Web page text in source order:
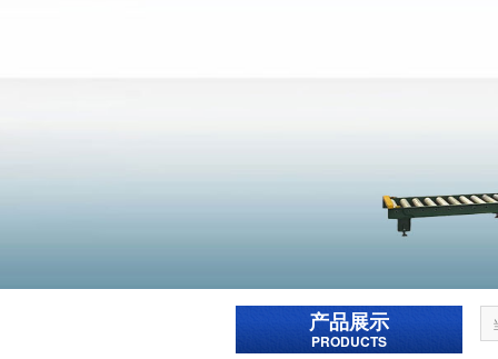
产品展示
PRODUCTS